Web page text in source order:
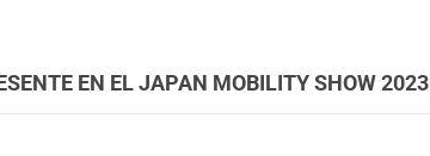
EN EL JAPAN MOBILITY SHOW 2023